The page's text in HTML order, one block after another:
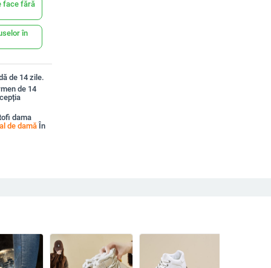
face fără
în
de 14 zile.
de 14
dama
de damăÎn